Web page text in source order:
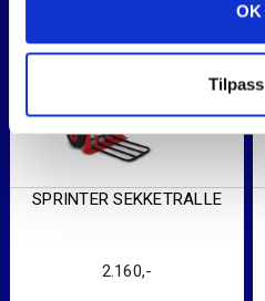
OK
Tilpass
SPRINTER SEKKETRALLE
2.160,-